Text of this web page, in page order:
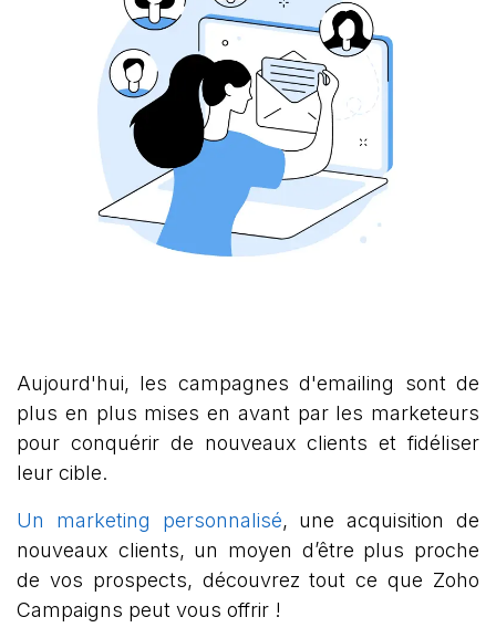
Aujourd'hui, les campagnes d'emailing sont de
plus en plus mises en avant par les marketeurs
pour conquérir de nouveaux clients et fidéliser
leur cible.
Un marketing personnalisé, une acquisition de
nouveaux clients, un moyen d’être plus proche
de vos prospects, découvrez tout ce que Zoho
Campaigns peut vous offrir !